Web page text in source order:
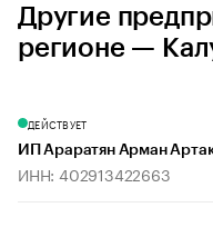
Другие
регионе —
ДЕЙСТВУЕТ
ИП Араратян Арман
ИНН: 402913422663